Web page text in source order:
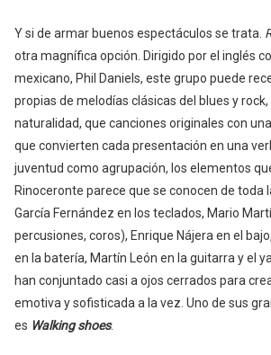
Y si de armar buenos espectáculos se trata.
otra magnífica opción. Dirigido por el inglés
mexicano, Phil Daniels, este grupo puede
propias de melodías clásicas del blues y rock,
naturalidad, que canciones originales con
que convierten cada presentación en una
juventud como agrupación, los elementos
Rinoceronte parece que se conocen de toda
García Fernández en los teclados, Mario
percusiones, coros), Enrique Nájera en el
en la batería, Martín León en la guitarra y el
han conjuntado casi a ojos cerrados para
emotiva y sofisticada a la vez. Uno de sus
es Walking shoes.